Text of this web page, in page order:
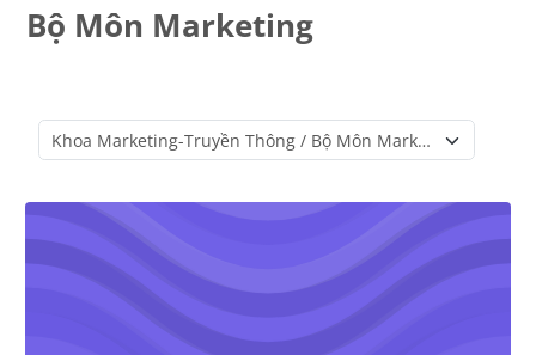
Bộ Môn Marketing
Course categories